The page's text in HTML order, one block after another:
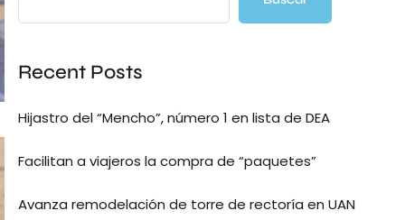
Recent Posts
Hijastro del “Mencho”, número 1 en lista de DEA
Facilitan a viajeros la compra de “paquetes”
Avanza remodelación de torre de rectoría en UAN